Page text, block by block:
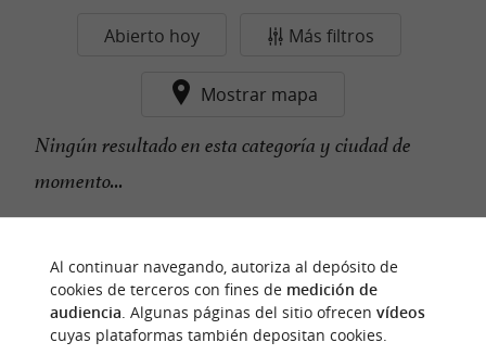
Abierto hoy Más filtros
Mostrar mapa
Ningún resultado en esta categoría y ciudad de
momento...
n
u
e
s
t
r
o
f
a
v
o
r
i
t
o
Al continuar navegando, autoriza al depósito de
cookies de terceros con fines de medición de
audiencia. Algunas páginas del sitio ofrecen vídeos
cuyas plataformas también depositan cookies.